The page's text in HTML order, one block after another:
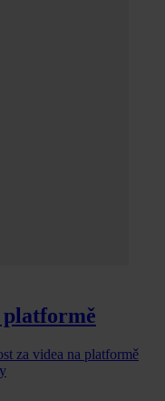
platformě
za videa na platformě